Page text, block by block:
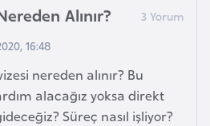
Alınır?
16:48
nereden alınır? Bu
alacağız yoksa direkt
Süreç nasıl işliyor?